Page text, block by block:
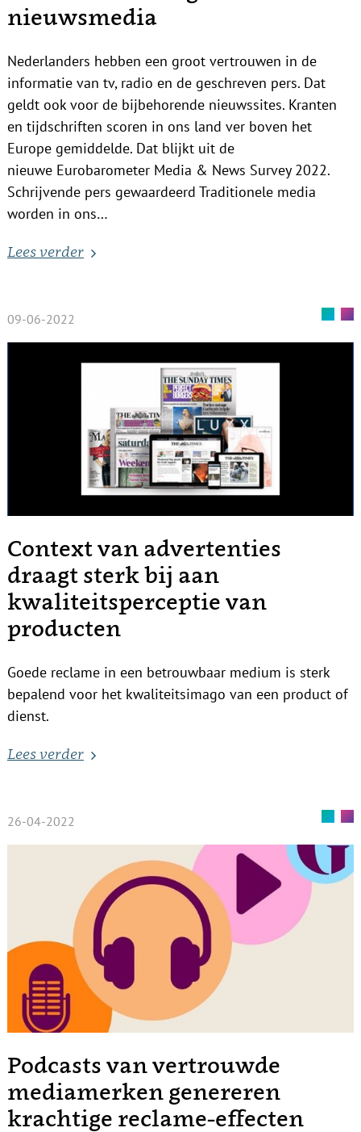
nieuwsmedia
Nederlanders hebben een groot vertrouwen in de
informatie van tv, radio en de geschreven pers. Dat
geldt ook voor de bijbehorende nieuwssites. Kranten
en tijdschriften scoren in ons land ver boven het
Europe gemiddelde. Dat blijkt uit de
nieuwe Eurobarometer Media & News Survey 2022.
Schrijvende pers gewaardeerd Traditionele media
worden in ons…
Lees verder
09-06-2022
Context van advertenties
draagt sterk bij aan
kwaliteitsperceptie van
producten
Goede reclame in een betrouwbaar medium is sterk
bepalend voor het kwaliteitsimago van een product of
dienst.
Lees verder
26-04-2022
Podcasts van vertrouwde
mediamerken genereren
krachtige reclame-effecten